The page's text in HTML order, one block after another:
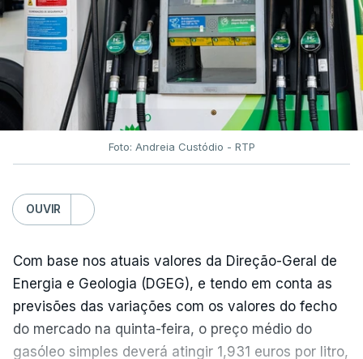
Em julho, o aumento esteve associado aos preços
do açúcar (+5,6%), dos cereais (+3,4%) e dos
óleos vegetais (+2%).
Estes aumentos foram "parcialmente
compensados por quedas" nos preços das "carnes
e dos produtos lácteos", segundo a FAO.
Os preços do açúcar dispararam no mês passado
devido às preocupações com os efeitos das ondas
fenómeno El Niño na produção asiática, observou a
FAO. No entanto, o índice mantém-se 8% abaixo do
registado no ano passado.
Foto: Andreia Custódio - RTP
OUVIR
Com base nos atuais valores da Direção-Geral de
Energia e Geologia (DGEG), e tendo em conta as
previsões das variações com os valores do fecho
do mercado na quinta-feira, o preço médio do
gasóleo simples deverá atingir 1,931 euros por litro,